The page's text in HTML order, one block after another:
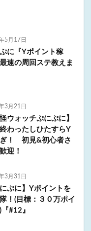
5月17日
に『Yポイント稼
速の周回ステ教えま
3月21日
怪ウォッチぷにぷに】
わったしひたすらY
！ 初見&初心者さ
迎！
3月31日
にぷに】Yポイントを
！(目標：３０万ポイ
#12』